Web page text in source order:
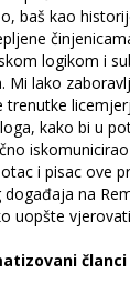
baš kao
logikom i
Mi lako
trenutke
kako bi u
i pisac ove
događaja na
uopšte
članci